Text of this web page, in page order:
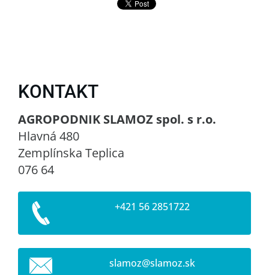
KONTAKT
AGROPODNIK SLAMOZ spol. s r.o.
Hlavná 480
Zemplínska Teplica
076 64
+421 56 2851722
slamoz@slamoz.sk